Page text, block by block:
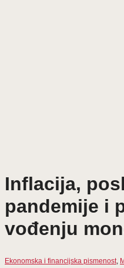
Inflacija,
pandemije i
vođenju
Ekonomska i financijska pismenost,